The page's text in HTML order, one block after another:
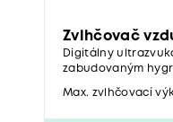
Zvlhčovač
Digitálny
zabudovaným
Max. zvlhčovací